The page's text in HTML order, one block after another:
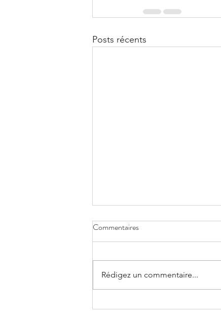
Posts récents
Direction Le Bisik pour un
Commentaires
Rédigez un commentaire...